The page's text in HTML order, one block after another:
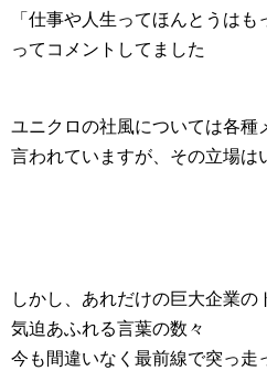
「仕事や人生ってほんとうはも
ってコメントしてました
ユニクロの社風については各種
言われていますが、その立場は
しかし、あれだけの巨大企業の
気迫あふれる言葉の数々
今も間違いなく最前線で突っ走